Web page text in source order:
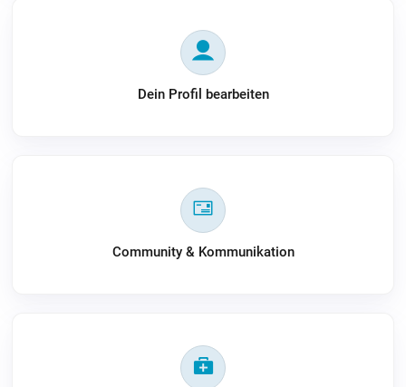
Dein Profil bearbeiten
Community & Kommunikation